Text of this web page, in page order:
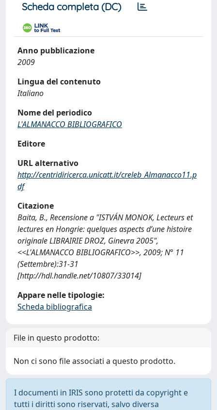
Scheda completa (DC)
Anno pubblicazione
2009
Lingua del contenuto
Italiano
Nome del periodico
L'ALMANACCO BIBLIOGRAFICO
Editore
URL alternativo
http://centridiricerca.unicatt.it/creleb_Almanacco11.p
df
Citazione
Baita, B., Recensione a "ISTVÁN MONOK, Lecteurs et
lectures en Hongrie: quelques aspects d’une histoire
originale LIBRAIRIE DROZ, Ginevra 2005",
<<L'ALMANACCO BIBLIOGRAFICO>>, 2009; N° 11
(Settembre):31-31
[http://hdl.handle.net/10807/33014]
Appare nelle tipologie:
Scheda bibliografica
File in questo prodotto:
Non ci sono file associati a questo prodotto.
I documenti in IRIS sono protetti da copyright e
tutti i diritti sono riservati, salvo diversa